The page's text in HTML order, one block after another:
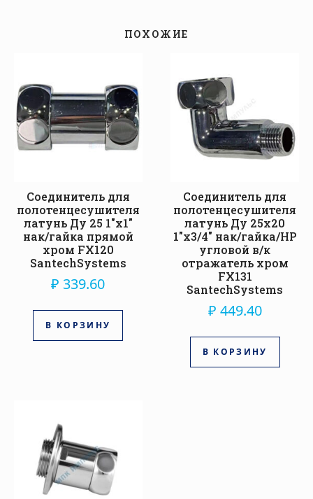
ПОХОЖИЕ
Соединитель для
полотенцесушителя
латунь Ду 25 1″x1″
нак/гайка прямой
хром FX120
SantechSystems
₽ 339.60
В КОРЗИНУ
Соединитель для
полотенцесушителя
латунь Ду 25х20
1″x3/4″ нак/гайка/НР
угловой в/к
отражатель хром
FX131
SantechSystems
₽ 449.40
В КОРЗИНУ